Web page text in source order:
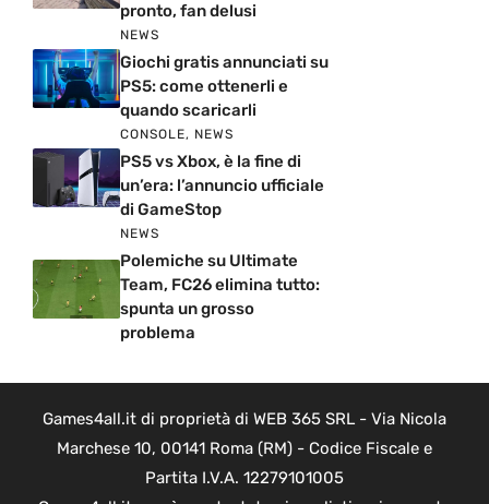
pronto, fan delusi
NEWS
Giochi gratis annunciati su
PS5: come ottenerli e
quando scaricarli
CONSOLE, NEWS
PS5 vs Xbox, è la fine di
un’era: l’annuncio ufficiale
di GameStop
NEWS
Polemiche su Ultimate
Team, FC26 elimina tutto:
spunta un grosso
problema
Games4all.it di proprietà di WEB 365 SRL - Via Nicola
Marchese 10, 00141 Roma (RM) - Codice Fiscale e
Partita I.V.A. 12279101005